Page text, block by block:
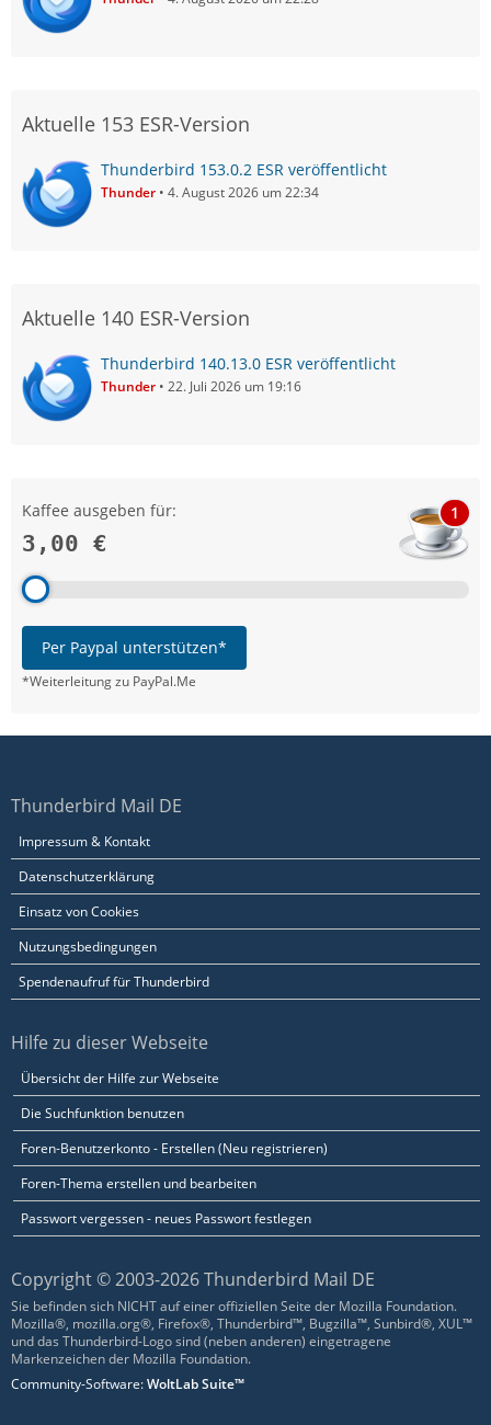
Aktuelle 153 ESR-Version
Thunderbird 153.0.2 ESR veröffentlicht
Thunder 4. August 2026 um 22:34
Aktuelle 140 ESR-Version
Thunderbird 140.13.0 ESR veröffentlicht
Thunder 22. Juli 2026 um 19:16
Kaffee ausgeben für:
3,00 €
1
Per Paypal unterstützen*
*Weiterleitung zu PayPal.Me
Thunderbird Mail DE
Impressum & Kontakt
Datenschutzerklärung
Einsatz von Cookies
Nutzungsbedingungen
Spendenaufruf für Thunderbird
Hilfe zu dieser Webseite
Übersicht der Hilfe zur Webseite
Die Suchfunktion benutzen
Foren-Benutzerkonto - Erstellen (Neu registrieren)
Foren-Thema erstellen und bearbeiten
Passwort vergessen - neues Passwort festlegen
Copyright © 2003-2026 Thunderbird Mail DE
Sie befinden sich NICHT auf einer offiziellen Seite der Mozilla Foundation.
Mozilla®, mozilla.org®, Firefox®, Thunderbird™, Bugzilla™, Sunbird®, XUL™
und das Thunderbird-Logo sind (neben anderen) eingetragene
Markenzeichen der Mozilla Foundation.
Community-Software:WoltLab Suite™